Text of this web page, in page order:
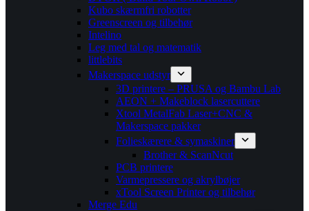
Kubo skærmfri robotter
Greenscreen og tilbehør
Intelino
Leg med tal og matematik
littlebits
Makerspace udstyr
3D printere – PRUSA og Bambu Lab
AEON + Makeblock lasercuttere
Xtool MetalFab Laser+CNC &
Makerspace pakker
Folieskærere & symaskiner
Brother & ScanNcut
PCB printere
Varmepressere og akrylbøjer
xTool Screen Printer og tilbehør
Merge Edu